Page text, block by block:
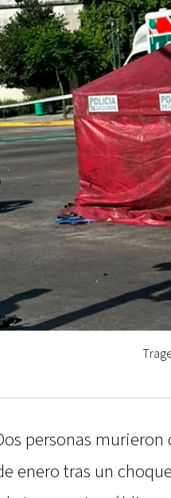
personas murieron
enero tras un